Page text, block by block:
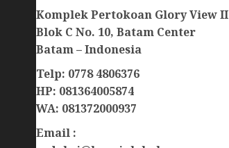
Komplek Pertokoan Glory View II
Blok C No. 10, Batam Center
Batam – Indonesia
Telp: 0778 4806376
HP: 081364005874
WA: 081372000937
Email :